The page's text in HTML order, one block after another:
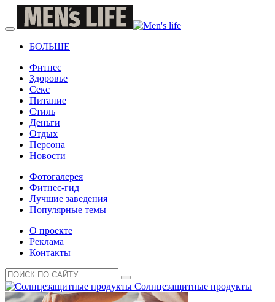
БОЛЬШЕ
Фитнес
Здоровье
Секс
Питание
Стиль
Деньги
Отдых
Персона
Новости
Фотогалерея
Фитнес-гид
Лучшие заведения
Популярные темы
О проекте
Реклама
Контакты
Солнцезащитные продукты